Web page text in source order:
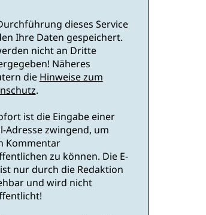
dieses Service
Ihre Daten gespeichert.
nicht an Dritte
Näheres
die Hinweise zum
.
ist die Eingabe einer
Adresse zwingend, um
Kommentar
zu können. Die E-
nur durch die Redaktion
und wird nicht